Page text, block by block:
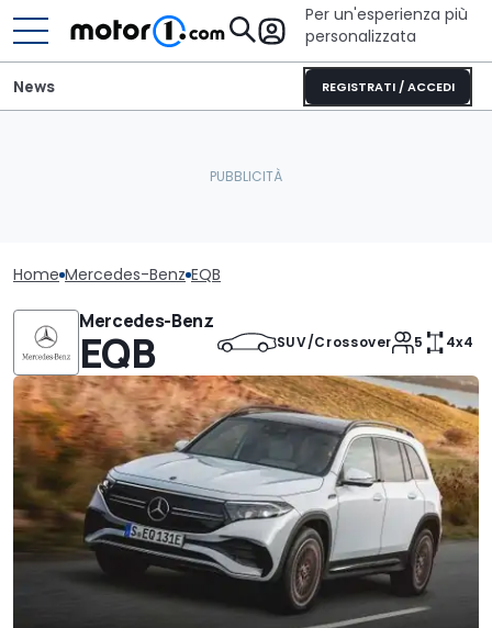
Per un'esperienza più
personalizzata
REGISTRATI / ACCEDI
News
Home Mercedes-Benz EQB
Mercedes-Benz
EQB SUV/Crossover 5 4x4